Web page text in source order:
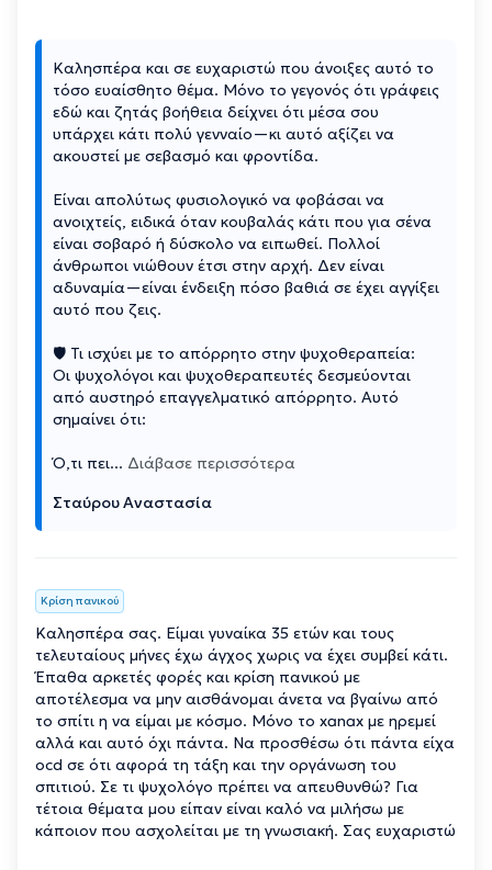
Καλησπέρα και σε ευχαριστώ που άνοιξες αυτό το
τόσο ευαίσθητο θέμα. Μόνο το γεγονός ότι γράφεις
εδώ και ζητάς βοήθεια δείχνει ότι μέσα σου
υπάρχει κάτι πολύ γενναίο—κι αυτό αξίζει να
ακουστεί με σεβασμό και φροντίδα.
Είναι απολύτως φυσιολογικό να φοβάσαι να
ανοιχτείς, ειδικά όταν κουβαλάς κάτι που για σένα
είναι σοβαρό ή δύσκολο να ειπωθεί. Πολλοί
άνθρωποι νιώθουν έτσι στην αρχή. Δεν είναι
αδυναμία—είναι ένδειξη πόσο βαθιά σε έχει αγγίξει
αυτό που ζεις.
🛡 Τι ισχύει με το απόρρητο στην ψυχοθεραπεία:
Οι ψυχολόγοι και ψυχοθεραπευτές δεσμεύονται
από αυστηρό επαγγελματικό απόρρητο. Αυτό
σημαίνει ότι:
Ό,τι πει... Διάβασε περισσότερα
Σταύρου Αναστασία
Κρίση πανικού
Καλησπέρα σας. Είμαι γυναίκα 35 ετών και τους
τελευταίους μήνες έχω άγχος χωρις να έχει συμβεί κάτι.
Έπαθα αρκετές φορές και κρίση πανικού με
αποτέλεσμα να μην αισθάνομαι άνετα να βγαίνω από
το σπίτι η να είμαι με κόσμο. Μόνο το xanax με ηρεμεί
αλλά και αυτό όχι πάντα. Να προσθέσω ότι πάντα είχα
ocd σε ότι αφορά τη τάξη και την οργάνωση του
σπιτιού. Σε τι ψυχολόγο πρέπει να απευθυνθώ? Για
τέτοια θέματα μου είπαν είναι καλό να μιλήσω με
κάποιον που ασχολείται με τη γνωσιακή. Σας ευχαριστώ